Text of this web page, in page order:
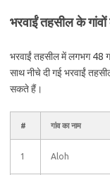
भरवाईं तहसील के
भरवाईं तहसील में लगभग 48
साथ नीचे दी गई भरवाईं
सकते हैं।
# गांव का नाम
1 Aloh